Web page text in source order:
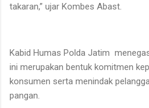
takaran,” ujar Kombes Abast.
Kabid Humas Polda Jatim
ini merupakan bentuk komitmen
konsumen serta menindak
pangan.